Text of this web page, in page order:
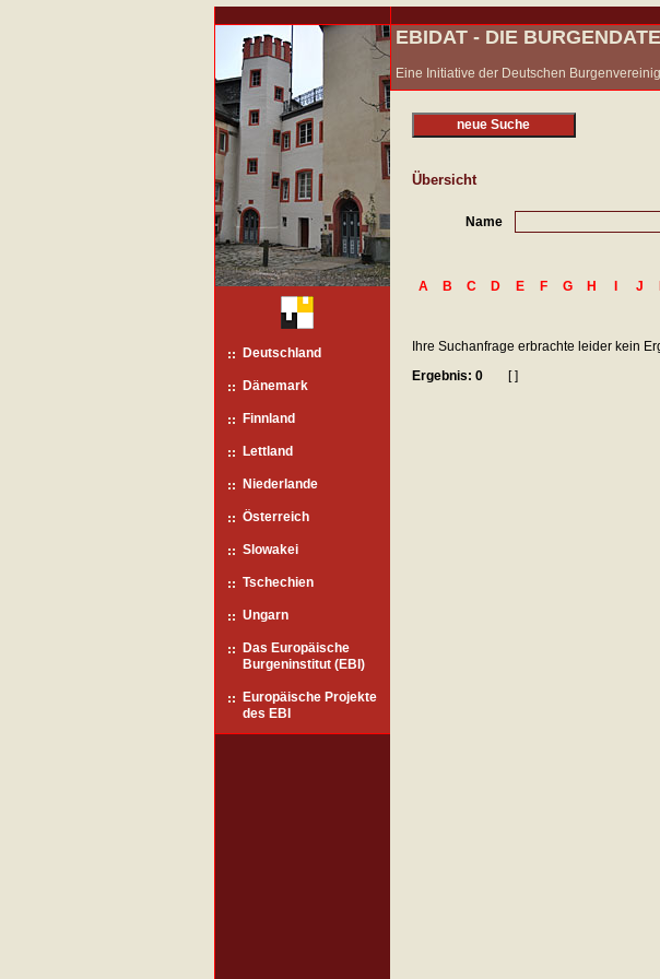
EBIDAT - DIE
Eine Initiative der Deutschen
Deutschland
Dänemark
Finnland
Lettland
Niederlande
Österreich
Slowakei
Tschechien
Ungarn
Das Europäische
Burgeninstitut (EBI)
Europäische Projekte
des EBI
neue Suche
Übersicht
Name
A B C D E F G H I J
Ihre Suchanfrage erbrachte leider kein
Ergebnis: 0
[ ]